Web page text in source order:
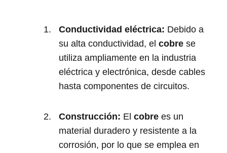
Conductividad eléctrica: Debido a
su alta conductividad, el cobre se
utiliza ampliamente en la industria
eléctrica y electrónica, desde cables
hasta componentes de circuitos.
Construcción: El cobre es un
material duradero y resistente a la
corrosión, por lo que se emplea en